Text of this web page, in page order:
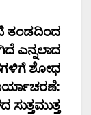
ತಂಡದಿಂದ
ಎನ್ನಲಾದ
ಶೋಧ
ಸುತ್ತಮುತ್ತ